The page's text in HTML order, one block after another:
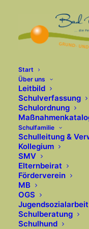
Start
Über uns
Leitbild
Schulverfassung
Schulordnung
Schulfamilie
Schulleitung &
Kollegium
SMV
Elternbeirat
Förderverein
MB
OGS
Schulberatung
Schulhund
Nothing
It seems we can’t
Perhaps searching